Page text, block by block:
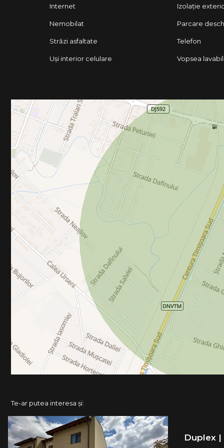
Internet Izolație
Nemobilat Parcare
Străzi asfaltate Telefon
Uși interior celulare Vopsea
Te-ar putea interesa și:
Duplex |